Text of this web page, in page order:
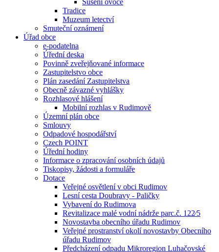
Sušení ovoce
Tradice
Muzeum letectví
Smuteční oznámení
Úřad obce
e-podatelna
Úřední deska
Povinně zveřejňované informace
Zastupitelstvo obce
Plán zasedání Zastupitelstva
Obecně závazné vyhlášky
Rozhlasové hlášení
Mobilní rozhlas v Rudimově
Územní plán obce
Smlouvy
Odpadové hospodářství
Czech POINT
Úřední hodiny
Informace o zpracování osobních údajů
Tiskopisy, žádosti a formuláře
Dotace
Veřejné osvětlení v obci Rudimov
Lesní cesta Doubravy - Paličky
Vybavení do Rudimova
Revitalizace malé vodní nádrže parc.č. 122⁄5
Novostavba obecního úřadu Rudimov
Veřejné prostranství okolí novostavby Obecního
úřadu Rudimov
Předcházení odpadu Mikroregion Luhačovské